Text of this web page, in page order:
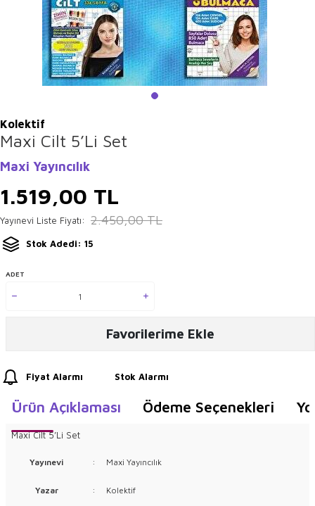
Kolektif
Maxi Cilt 5’Li Set
Maxi Yayıncılık
1.519,00 TL
Yayınevi Liste Fiyatı: 2.450,00TL
Stok Adedi: 15
ADET
Favorilerime Ekle
Fiyat Alarmı Stok Alarmı
Ürün Açıklaması Ödeme Seçenekleri
Maxi Cilt 5’Li Set
Yayınevi : Maxi Yayıncılık
Yazar : Kolektif